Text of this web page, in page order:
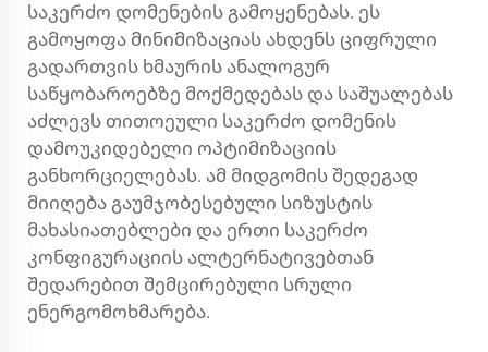
საკერძო დომენების გამოყენებას. ეს
გამოყოფა მინიმიზაციას ახდენს ციფრული
გადართვის ხმაურის ანალოგურ
საწყობაროებზე მოქმედებას და საშუალებას
აძლევს თითოეული საკერძო დომენის
დამოუკიდებელი ოპტიმიზაციის
განხორციელებას. ამ მიდგომის შედეგად
მიიღება გაუმჯობესებული სიზუსტის
მახასიათებლები და ერთი საკერძო
კონფიგურაციის ალტერნატივებთან
შედარებით შემცირებული სრული
ენერგომოხმარება.